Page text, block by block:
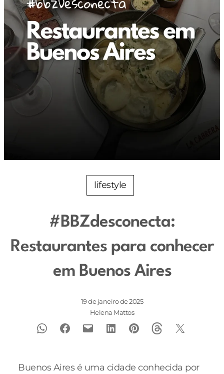
lifestyle
#BBZdesconecta:
Restaurantes para conhecer
em Buenos Aires
19 de janeiro de 2025
Helena Mattos
Buenos Aires é uma cidade conhecida por